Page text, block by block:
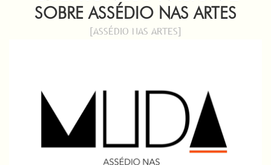
SOBRE ASSÉDIO NAS ARTES
[ASSÉDIO NAS ARTES]